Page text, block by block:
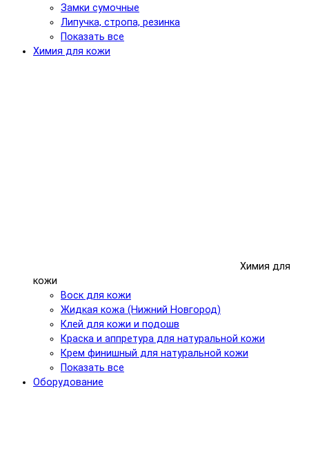
Замки сумочные
Липучка, стропа, резинка
Показать все
Химия для кожи
Химия для
кожи
Воск для кожи
Жидкая кожа (Нижний Новгород)
Клей для кожи и подошв
Краска и аппретура для натуральной кожи
Крем финишный для натуральной кожи
Показать все
Оборудование